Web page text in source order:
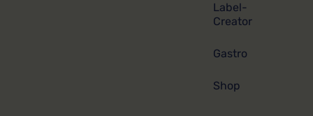
Label-
Creator
Gastro
Shop